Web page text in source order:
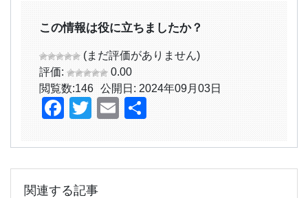
この情報は役に立ちましたか？
(まだ評価がありません)
評価:
0.00
閲覧数:146 公開日: 2024年09月03日
Facebook
TwitterEmail
関連する記事